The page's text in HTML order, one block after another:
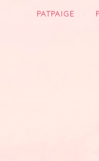
PATPAIGE